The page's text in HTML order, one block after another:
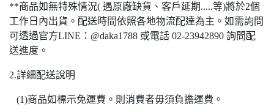
**商品如無特殊情況( 遇原廠缺貨、客戶延期.....等)將於2個
工作日內出貨。配送時間依照各地物流配達為主。如需詢問
可透過官方LINE：@daka1788 或電話 02-23942890 詢問配
送進度。
2.詳細配送說明
(1)商品如標示免運費。則消費者毋須負擔運費。